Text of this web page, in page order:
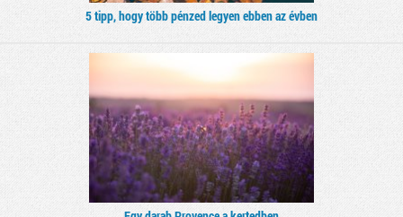
5 tipp, hogy több pénzed legyen ebben az évben